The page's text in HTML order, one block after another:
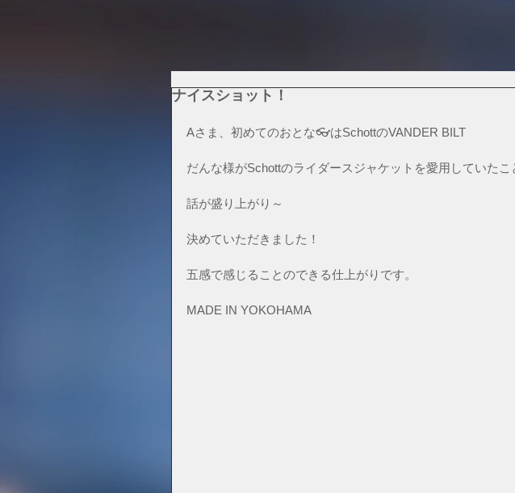
ナイスショット！
Aさま、初めてのおとな👓はSchottのVANDER BILT
だんな様がSchottのライダースジャケットを愛用していたこ
話が盛り上がり～
決めていただきました！
五感で感じることのできる仕上がりです。
MADE IN YOKOHAMA